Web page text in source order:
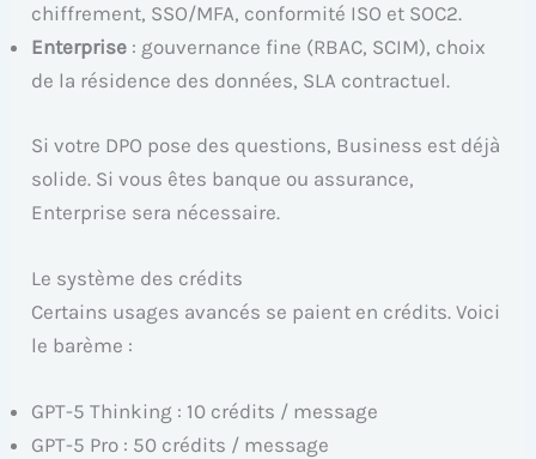
chiffrement, SSO/MFA, conformité ISO et SOC2.
Enterprise : gouvernance fine (RBAC, SCIM), choix
de la résidence des données, SLA contractuel.
Si votre DPO pose des questions, Business est déjà
solide. Si vous êtes banque ou assurance,
Enterprise sera nécessaire.
Le système des crédits
Certains usages avancés se paient en crédits. Voici
le barème :
GPT-5 Thinking : 10 crédits / message
GPT-5 Pro : 50 crédits / message